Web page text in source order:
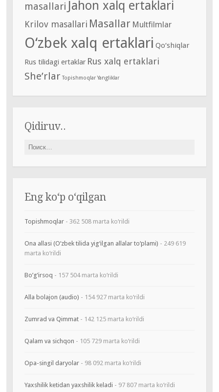
masallari Jahon xalq ertaklari
Krilov masallari Masallar Multfilmlar
O‘zbek xalq ertaklari Qo‘shiqlar
Rus tilidagi ertaklar Rus xalq ertaklari
She’rlar Topishmoqlar Yangliklar
Qidiruv..
Найти:
Eng ko‘p o‘qilgan
Topishmoqlar- 362 508 marta ko‘rildi
Ona allasi (O‘zbek tilida yig‘ilgan allalar to‘plami) - 249 619
marta ko‘rildi
Bo’g’irsoq - 157 504 marta ko‘rildi
Alla bolajon (audio) - 154 927 marta ko‘rildi
Zumrad va Qimmat- 142 125 marta ko‘rildi
Qalam va sichqon - 105 729 marta ko‘rildi
Opa-singil daryolar- 98 092 marta ko‘rildi
Yaxshilik ketidan yaxshilik keladi - 97 807 marta ko‘rildi